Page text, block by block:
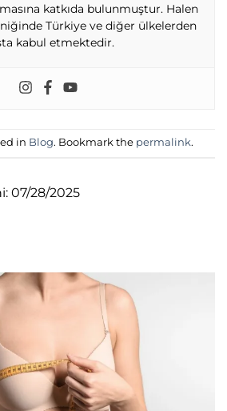
katkıda bulunmuştur. Halen
Türkiye ve diğer ülkelerden
kabul etmektedir.
in Blog. Bookmark the permalink.
07/28/2025